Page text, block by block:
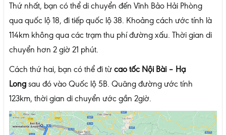
Thứ nhất, bạn có thể di chuyển đến Vĩnh Bảo Hải Phòng
qua quốc lộ 18, đi tiếp quốc lộ 38. Khoảng cách ước tính là
114km không qua các trạm thu phí đường xấu. Thời gian di
chuyển hơn 2 giờ 21 phút.
Cách thứ hai, bạn có thể đi từ cao tốc Nội Bài – Hạ
Long sau đó vào Quốc lộ 5B. Quãng đường ước tính
123km, thời gian di chuyển ước gần 2giờ.